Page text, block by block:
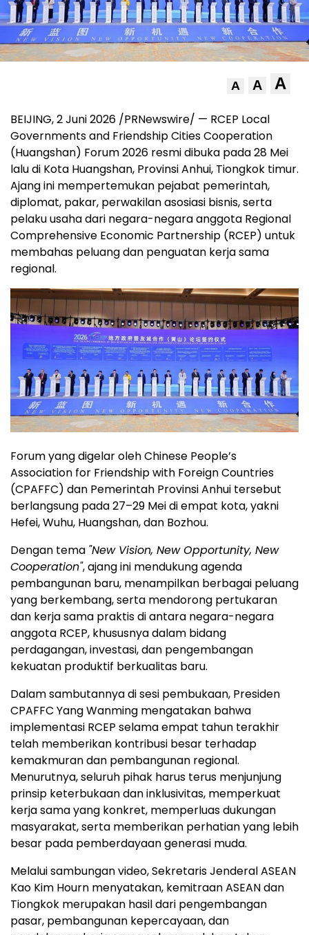
A A A
BEIJING, 2 Juni 2026 /PRNewswire/ — RCEP Local
Governments and Friendship Cities Cooperation
(Huangshan) Forum 2026 resmi dibuka pada 28 Mei
lalu di Kota Huangshan, Provinsi Anhui, Tiongkok timur.
Ajang ini mempertemukan pejabat pemerintah,
diplomat, pakar, perwakilan asosiasi bisnis, serta
pelaku usaha dari negara-negara anggota Regional
Comprehensive Economic Partnership (RCEP) untuk
membahas peluang dan penguatan kerja sama
regional.
Forum yang digelar oleh Chinese People’s
Association for Friendship with Foreign Countries
(CPAFFC) dan Pemerintah Provinsi Anhui tersebut
berlangsung pada 27–29 Mei di empat kota, yakni
Hefei, Wuhu, Huangshan, dan Bozhou.
Dengan tema "New Vision, New Opportunity, New
Cooperation", ajang ini mendukung agenda
pembangunan baru, menampilkan berbagai peluang
yang berkembang, serta mendorong pertukaran
dan kerja sama praktis di antara negara-negara
anggota RCEP, khususnya dalam bidang
perdagangan, investasi, dan pengembangan
kekuatan produktif berkualitas baru.
Dalam sambutannya di sesi pembukaan, Presiden
CPAFFC Yang Wanming mengatakan bahwa
implementasi RCEP selama empat tahun terakhir
telah memberikan kontribusi besar terhadap
kemakmuran dan pembangunan regional.
Menurutnya, seluruh pihak harus terus menjunjung
prinsip keterbukaan dan inklusivitas, memperkuat
kerja sama yang konkret, memperluas dukungan
masyarakat, serta memberikan perhatian yang lebih
besar pada pemberdayaan generasi muda.
Melalui sambungan video, Sekretaris Jenderal ASEAN
Kao Kim Hourn menyatakan, kemitraan ASEAN dan
Tiongkok merupakan hasil dari pengembangan
pasar, pembangunan kepercayaan, dan